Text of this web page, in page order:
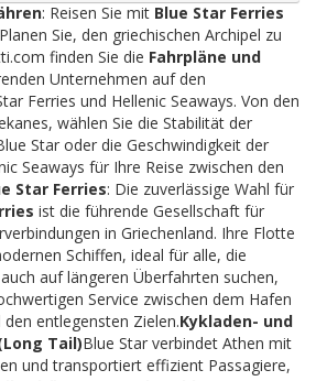
: Reisen Sie mit Blue Star Ferries
Planen Sie, den griechischen Archipel zu
finden Sie die Fahrpläne und
Unternehmen auf den
Ferries und Hellenic Seaways. Von den
wählen Sie die Stabilität der
Star oder die Geschwindigkeit der
Seaways für Ihre Reise zwischen den
Star Ferries: Die zuverlässige Wahl für
ist die führende Gesellschaft für
in Griechenland. Ihre Flotte
Schiffen, ideal für alle, die
auf längeren Überfahrten suchen,
Service zwischen dem Hafen
entlegensten Zielen.Kykladen- und
Tail)Blue Star verbindet Athen mit
und transportiert effizient Passagiere,